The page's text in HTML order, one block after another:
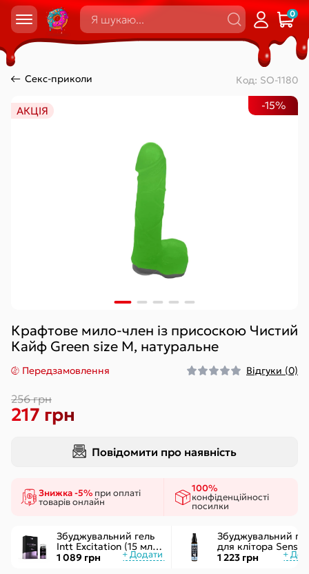
0
Секс-приколи Код: SO-1180
АКЦІЯ -15%
Крафтове мило-член із присоскою Чистий
Кайф Green size M, натуральне
Передзамовлення Відгуки (0)
256 грн
217 грн
Повідомити про наявність
Знижка -5% при оплаті
товарів онлайн
100%
конфіденційності
посилки
Збуджувальний гель
Intt Excitation (15 мл) з
екстрактом
женьшеню, з ефектом
1 089 грн
Збуджувальний
для клітора
ON for Her Arousal
Ice 29мл охолодж.
1 223 грн